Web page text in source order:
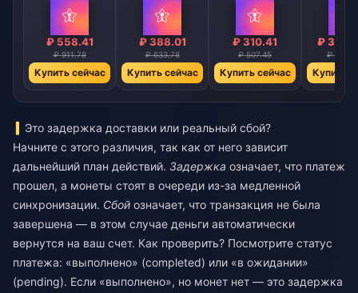
₽ 558.41
₽ 911.78
Купить сейчас
₽ 388.01
₽ 633.78
Купить сейчас
₽ 310.41
₽ 507.45
Купить сейчас
₽
₽
Купить
Это задержка доставки или реальный сбой?
Начните с этого различия, так как от него зависит
дальнейший план действий. Задержка означает, что платеж
прошел, а монеты стоят в очереди из-за медленной
синхронизации. Сбой означает, что транзакция не была
завершена — в этом случае деньги автоматически
вернутся на ваш счет. Как проверить? Посмотрите статус
платежа: «выполнено» (completed) или «в ожидании»
(pending). Если «выполнено», но монет нет — это задержка